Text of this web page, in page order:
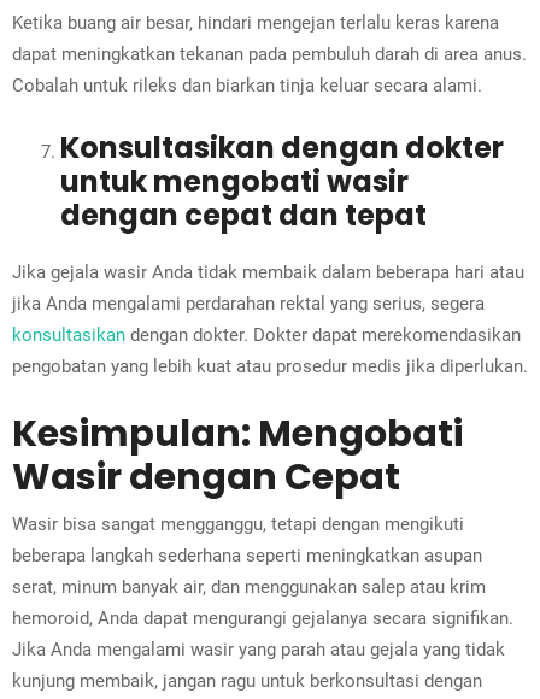
Ketika buang air besar, hindari mengejan terlalu keras karena
dapat meningkatkan tekanan pada pembuluh darah di area anus.
Cobalah untuk rileks dan biarkan tinja keluar secara alami.
Konsultasikan dengan dokter
untuk mengobati wasir
dengan cepat dan tepat
Jika gejala wasir Anda tidak membaik dalam beberapa hari atau
jika Anda mengalami perdarahan rektal yang serius, segera
konsultasikan dengan dokter. Dokter dapat merekomendasikan
pengobatan yang lebih kuat atau prosedur medis jika diperlukan.
Kesimpulan: Mengobati
Wasir dengan Cepat
Wasir bisa sangat mengganggu, tetapi dengan mengikuti
beberapa langkah sederhana seperti meningkatkan asupan
serat, minum banyak air, dan menggunakan salep atau krim
hemoroid, Anda dapat mengurangi gejalanya secara signifikan.
Jika Anda mengalami wasir yang parah atau gejala yang tidak
kunjung membaik, jangan ragu untuk berkonsultasi dengan